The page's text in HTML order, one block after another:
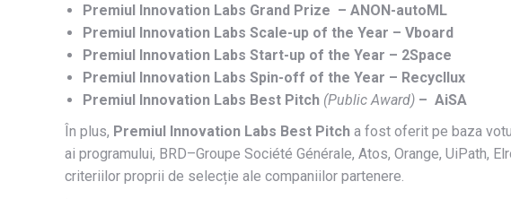
Premiul Innovation Labs Grand Prize – ANON-autoML
Premiul Innovation Labs Scale-up of the Year – Vboard
Premiul Innovation Labs Start-up of the Year – 2Space
Premiul Innovation Labs Spin-off of the Year – Recycllux
Premiul Innovation Labs Best Pitch (Public Award) – AiSA
În plus, Premiul Innovation Labs Best Pitch a fost oferit pe baza
ai programului, BRD–Groupe Société Générale, Atos, Orange,
criteriilor proprii de selecție ale companiilor partenere.